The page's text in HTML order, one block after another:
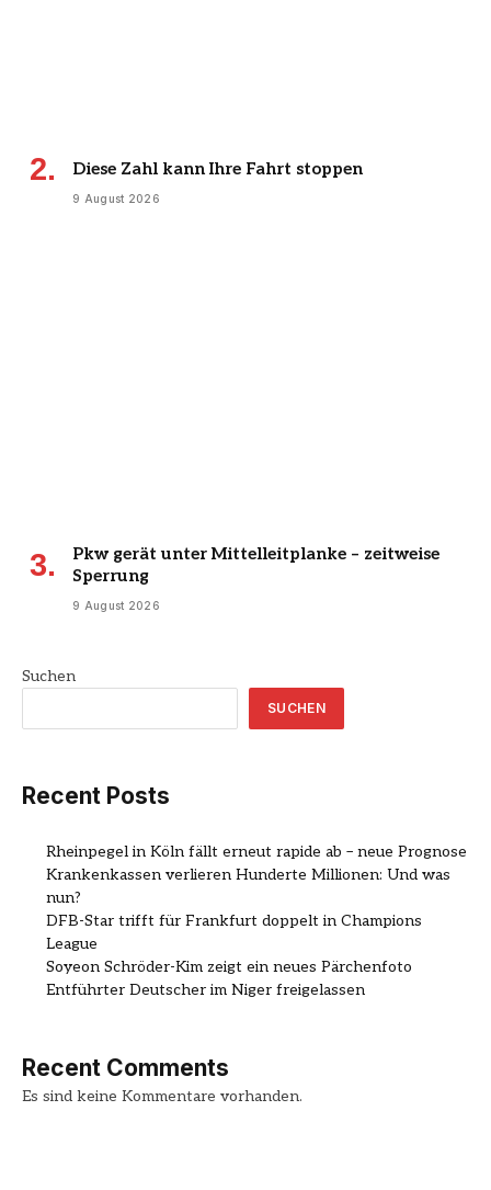
Diese Zahl kann Ihre Fahrt stoppen
9 August 2026
Pkw gerät unter Mittelleitplanke – zeitweise
Sperrung
9 August 2026
Suchen
SUCHEN
Recent Posts
Rheinpegel in Köln fällt erneut rapide ab – neue Prognose
Krankenkassen verlieren Hunderte Millionen: Und was
nun?
DFB-Star trifft für Frankfurt doppelt in Champions
League
Soyeon Schröder-Kim zeigt ein neues Pärchenfoto
Entführter Deutscher im Niger freigelassen
Recent Comments
Es sind keine Kommentare vorhanden.